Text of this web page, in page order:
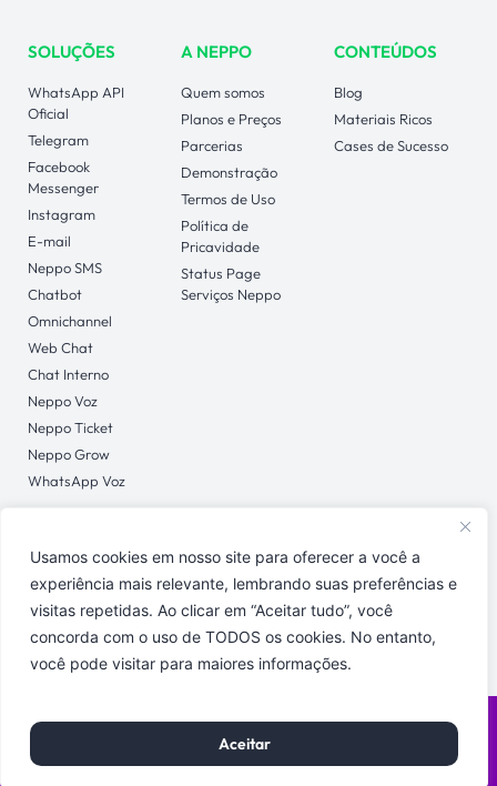
Usamos cookies em nosso site para oferecer a você a
experiência mais relevante, lembrando suas preferências e
visitas repetidas. Ao clicar em “Aceitar tudo”, você
concorda com o uso de TODOS os cookies. No entanto,
você pode visitar para maiores informações.
Aceitar
SOLUÇÕES
WhatsApp API
Oficial
Telegram
Facebook
Messenger
Instagram
E-mail
Neppo SMS
Chatbot
Omnichannel
Web Chat
Chat Interno
Neppo Voz
Neppo Ticket
Neppo Grow
WhatsApp Voz
A NEPPO
Quem somos
Planos e Preços
Parcerias
Demonstração
Termos de Uso
Política de
Pricavidade
Status Page
Serviços Neppo
CONTEÚDOS
Blog
Materiais Ricos
Cases de Sucesso
CONTATO
Central de Ajuda